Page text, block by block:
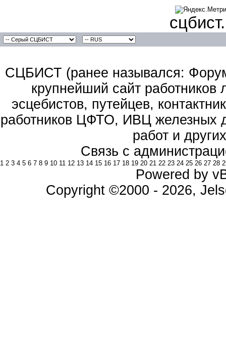
СЦБИСТ (ранее назывался:
крупнейший сайт работников
эсцебистов, путейцев,
работников ЦФТО, ИВЦ железных
работ и
Связь с
1 2 3 4 5 6 7 8 9 10 11 12 13 14 15 16 17 18 19 20 21 22 23 24 25 26 27 28
Powered by
Copyright ©2000 - 2026,